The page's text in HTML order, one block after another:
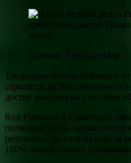
Данные: TheMinerMag.
Тенденция отхода майнеров
стратегии HODL
достиг максимума с октября
Riot Platforms и CleanSpark
политики 100% сохранения
результате, по итогам апреля
100% намайненных